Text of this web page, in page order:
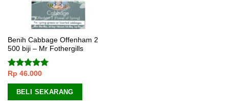
Benih Cabbage Offenham 2
500 biji – Mr Fothergills
Dinilai5.00
dari 5
Rp 46.000
BELI SEKARANG